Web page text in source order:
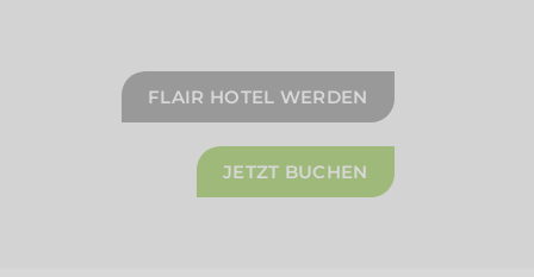
FLAIR HOTEL WERDEN
JETZT BUCHEN